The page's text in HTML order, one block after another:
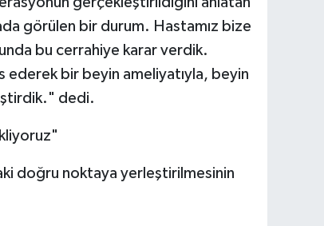
görülen bir durum. Hastamız bize
bu cerrahiye karar verdik.
ederek bir beyin ameliyatıyla, beyin
dedi.
doğru noktaya yerleştirilmesinin